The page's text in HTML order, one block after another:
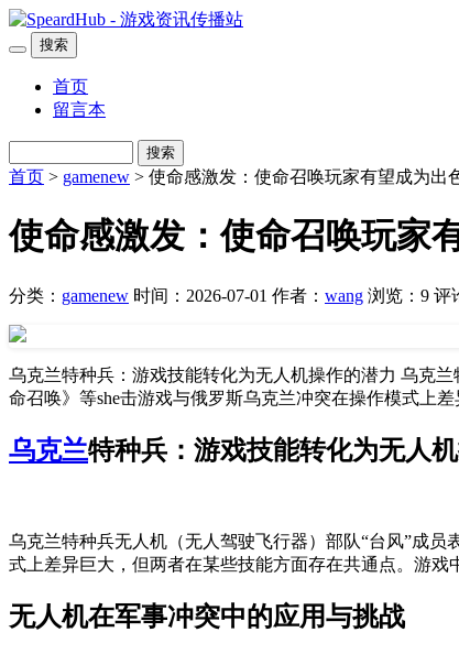
搜索
首页
留言本
搜索
首页 > gamenew > 使命感激发：使命召唤玩家有望成为
使命感激发：使命召唤玩
分类： gamenew 时间：2026-07-01 作者： wang 浏览：9 评
乌克兰特种兵：游戏技能转化为无人机操作的潜力 乌克
命召唤》等she击游戏与俄罗斯乌克兰冲突在操作模式上
乌克兰特种兵：游戏技能转化为无人
乌克兰特种兵无人机（无人驾驶飞行器）部队“台风”成员
式上差异巨大，但两者在某些技能方面存在共通点。游戏
无人机在军事冲突中的应用与挑战